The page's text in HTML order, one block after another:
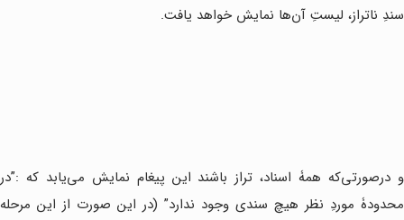
سندِ ناتراز، لیستِ آن‌ها نمایش خواهد یافت.
و درصورتی‌که همۀ اسناد، تراز باشند این پیغام نمایش می‌یابد که :”در
محدودۀ موردِ نظر هیچ سندی وجود ندارد” (در این صورت از این مرحله